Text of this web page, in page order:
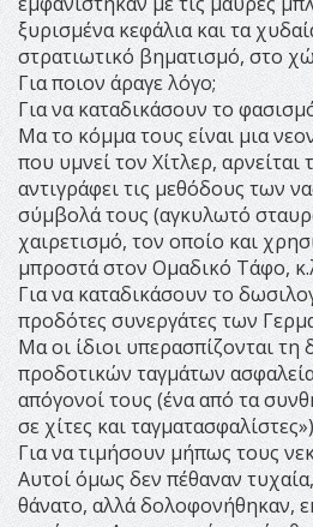
ξυρισμένα κεφάλια και τα
στρατιωτικό βηματισμό, στο
Για ποιον άραγε λόγο;
Για να καταδικάσουν το
Μα το κόμμα τους είναι μια
που υμνεί τον Χίτλερ,
αντιγράφει τις μεθόδους των
σύμβολά τους (αγκυλωτό
χαιρετισμό, τον οποίο και
μπροστά στον Ομαδικό Τάφο,
Για να καταδικάσουν το
προδότες συνεργάτες των
Μα οι ίδιοι υπερασπίζονται
προδοτικών ταγμάτων
απόγονοί τους (ένα από τα
σε χίτες και
Για να τιμήσουν μήπως τους
Αυτοί όμως δεν πέθαναν
θάνατο, αλλά δολοφονήθηκαν,